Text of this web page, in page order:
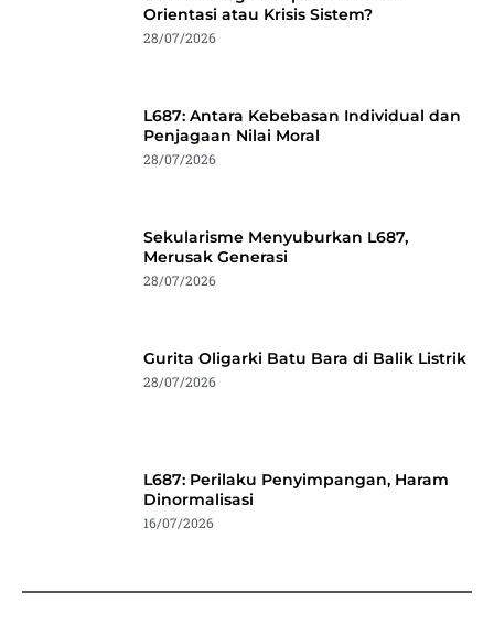
Orientasi atau Krisis Sistem?
28/07/2026
L687: Antara Kebebasan Individual dan
Penjagaan Nilai Moral
28/07/2026
Sekularisme Menyuburkan L687,
Merusak Generasi
28/07/2026
Gurita Oligarki Batu Bara di Balik Listrik
28/07/2026
L687: Perilaku Penyimpangan, Haram
Dinormalisasi
16/07/2026